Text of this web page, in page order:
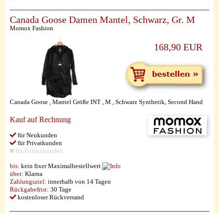
Canada Goose Damen Mantel, Schwarz, Gr. M
Momox Fashion
168,90 EUR
Canada Goose , Mantel Größe INT , M , Schwarz Synthetik, Second Hand
Kauf auf Rechnung
für Neukunden
für Privatkunden
für Firmenkunden
bis: kein fixer Maximalbestellwert
über: Klarna
Zahlungsziel: innerhalb von 14 Tagen
Rückgabefrist: 30 Tage
kostenloser Rückversand